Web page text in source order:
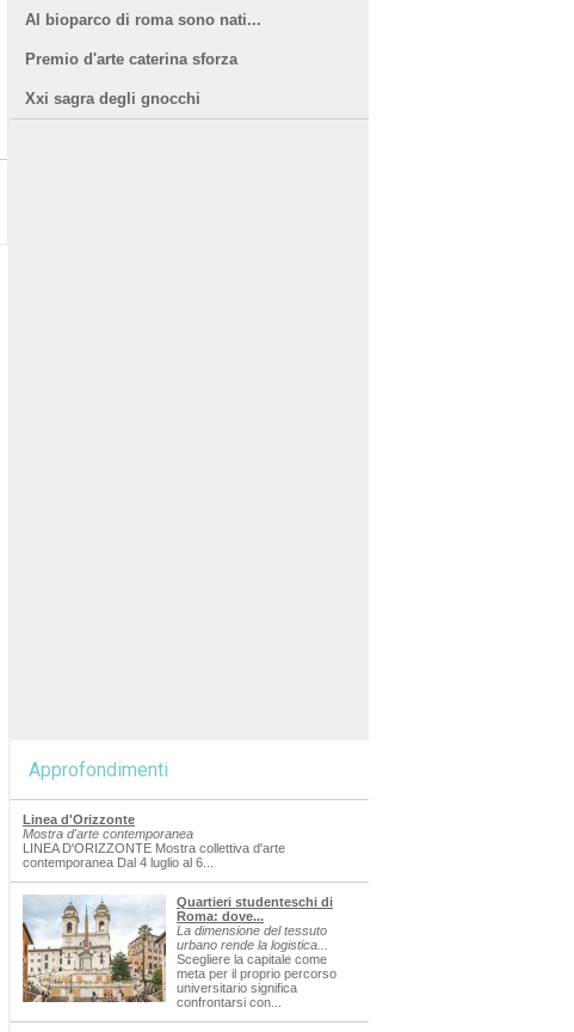
Al bioparco di roma sono nati...
Premio d'arte caterina sforza
Xxi sagra degli gnocchi
Approfondimenti
Linea d'Orizzonte
Mostra d'arte contemporanea
LINEA D'ORIZZONTE Mostra collettiva d'arte
contemporanea Dal 4 luglio al 6...
Quartieri studenteschi di
Roma: dove...
La dimensione del tessuto
urbano rende la logistica...
Scegliere la capitale come
meta per il proprio percorso
universitario significa
confrontarsi con...